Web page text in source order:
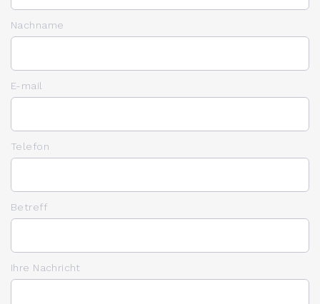
Nachname
E-mail
Telefon
Betreff
Ihre Nachricht